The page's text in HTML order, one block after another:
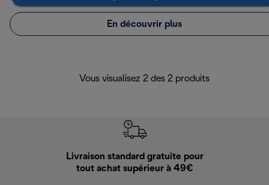
En découvrir plus
Vous visualisez 2 des 2 produits
Livraison standard gratuite pour
tout achat supérieur à 49€